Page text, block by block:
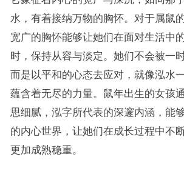
水，有着接纳万物的胸怀。对于属鼠
宽广的胸怀能够让她们在面对生活中
时，保持从容与淡定。她们不会被一
而是以平和的心态去应对，就像泓水
蕴含着无尽的力量。鼠年出生的女孩
思细腻，泓字所代表的深邃内涵，能
的内心世界，让她们在成长过程中不
更加成熟稳重。